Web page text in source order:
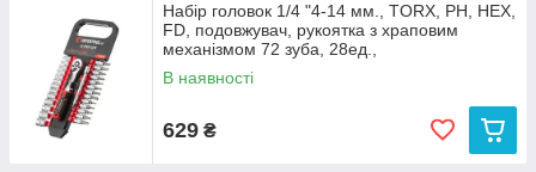
Набір головок 1/4 "4-14 мм., TORX, PH, HEX,
FD, подовжувач, рукоятка з храповим
механізмом 72 зуба, 28ед.,
В наявності
629 ₴